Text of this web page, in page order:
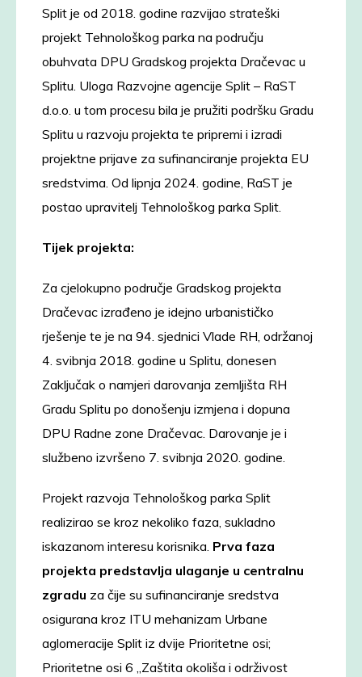
Split je od 2018. godine razvijao strateški
projekt Tehnološkog parka na području
obuhvata DPU Gradskog projekta Dračevac u
Splitu. Uloga Razvojne agencije Split – RaST
d.o.o. u tom procesu bila je pružiti podršku Gradu
Splitu u razvoju projekta te pripremi i izradi
projektne prijave za sufinanciranje projekta EU
sredstvima. Od lipnja 2024. godine, RaST je
postao upravitelj Tehnološkog parka Split.
Tijek projekta:
Za cjelokupno područje Gradskog projekta
Dračevac izrađeno je idejno urbanističko
rješenje te je na 94. sjednici Vlade RH, održanoj
4. svibnja 2018. godine u Splitu, donesen
Zaključak o namjeri darovanja zemljišta RH
Gradu Splitu po donošenju izmjena i dopuna
DPU Radne zone Dračevac. Darovanje je i
službeno izvršeno 7. svibnja 2020. godine.
Projekt razvoja Tehnološkog parka Split
realizirao se kroz nekoliko faza, sukladno
iskazanom interesu korisnika. Prva faza
projekta predstavlja ulaganje u centralnu
zgradu za čije su sufinanciranje sredstva
osigurana kroz ITU mehanizam Urbane
aglomeracije Split iz dvije Prioritetne osi;
Prioritetne osi 6 „Zaštita okoliša i održivost